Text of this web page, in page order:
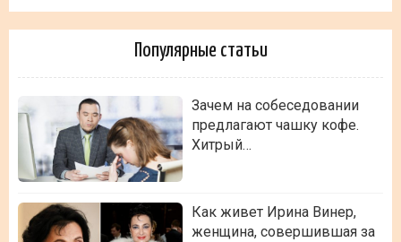
Популярные статьи
Зачем на собеседовании
предлагают чашку кофе.
Хитрый…
Как живет Ирина Винер,
женщина, совершившая за